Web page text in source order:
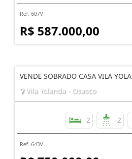
Ref. 607V
R$ 587.000,00
VENDE SOBRADO CASA VILA
Vila Yolanda - Osasco
2 2
Ref. 643V